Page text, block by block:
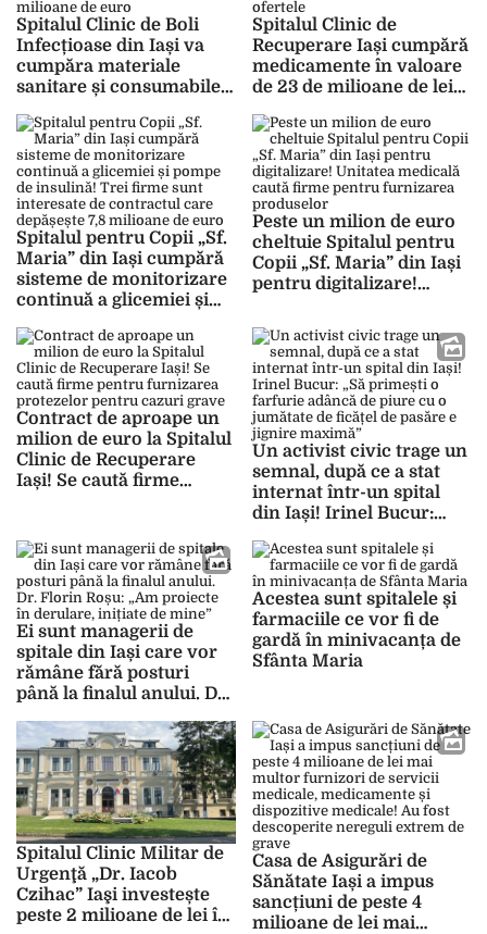
Spitalul Clinic de Boli
Infecțioase din Iași va
cumpăra materiale
sanitare și consumabile
euro
Spitalul Clinic de
Recuperare Iași cumpără
medicamente în valoare
de 23 de milioane de lei!
ofertele
Spitalul pentru Copii „Sf.
Maria” din Iași cumpără
sisteme de monitorizare
continuă a glicemiei și
firme sunt interesate de
contractul care
depășește 7,8 milioane de
euro
Peste un milion de euro
cheltuie Spitalul pentru
Copii „Sf. Maria” din Iași
pentru digitalizare!
firme pentru furnizarea
produselor
Contract de aproape un
milion de euro la Spitalul
Clinic de Recuperare
Iași! Se caută firme
grave
Un activist civic trage un
semnal, după ce a stat
internat într-un spital
din Iași! Irinel Bucur:
adâncă de piure cu o
jumătate de ficățel de
pasăre e jignire maximă”
Ei sunt managerii de
spitale din Iași care vor
rămâne fără posturi
până la finalul anului. Dr.
proiecte în derulare,
inițiate de mine”
Acestea sunt spitalele și
farmaciile ce vor fi de
gardă în minivacanța de
Sfânta Maria
Spitalul Clinic Militar de
Urgenţă „Dr. Iacob
Czihac” Iaşi investește
peste 2 milioane de lei în
Casa de Asigurări de
Sănătate Iași a impus
sancțiuni de peste 4
milioane de lei mai